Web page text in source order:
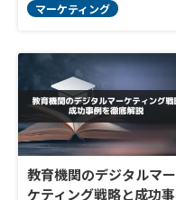
マーケティング
教育機関のデジタルマー
ケティング戦略と成功事